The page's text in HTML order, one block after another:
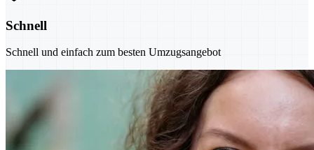
Schnell
Schnell und einfach zum besten Umzugsangebot